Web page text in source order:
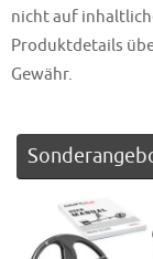
nicht auf
Produktdetails
Gewähr.